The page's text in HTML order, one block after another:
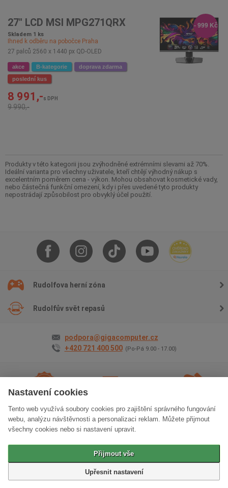
Nastavení cookies
Tento web využívá soubory cookies pro zajištění správného fungování
webu, analýzu návštěvnosti a personalizaci reklam. Můžete přijmout
všechny cookies nebo si nastavení upravit.
Přijmout vše
Upřesnit nastavení
27" LCD MSI MPG271QRX
Skladem 1 ks
Ihned k odběru na pobočce Praha
27 palců 2560 x 1440 px QD-OLED
akce B-kategorie
doprava zdarma
poslední kus
- 999 Kč
8 991,-s DPH
9 990,-
Produkty v této kategorii jsou zvýhodněné extrémními slevami až 70%.
Ideální varianta pro všechny uživatele, kteří chtějí výhodný nákup s
excelentním poměrem cena - výkon. Mohou obsahovat kosmetické vady,
nebo částečná funkční omezení, kdy i přes uvedené tyto produkty
nepostrádají způsobilost pro obvyklý účel použití.
Rudolfova herní zóna
Rudolfův svět repasů
podpora@gigacomputer.cz
+420 721 400 500 (Po-Pá 9.00 - 17.00)
2 roky záruky na vše Doprava zdarma Osobní odběr zdarma
Klasická verze stránek
© 2006 - 2026 GIGACOMPUTER a.s.